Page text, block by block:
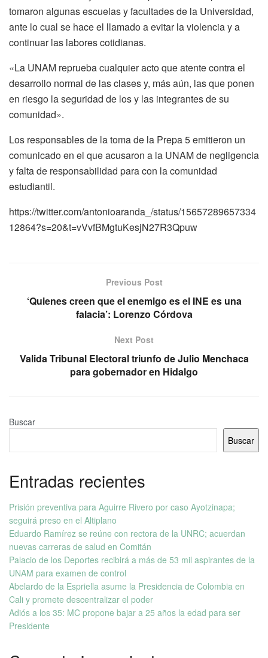
tomaron algunas escuelas y facultades de la Universidad,
ante lo cual se hace el llamado a evitar la violencia y a
continuar las labores cotidianas.
«La UNAM reprueba cualquier acto que atente contra el
desarrollo normal de las clases y, más aún, las que ponen
en riesgo la seguridad de los y las integrantes de su
comunidad».
Los responsables de la toma de la Prepa 5 emitieron un
comunicado en el que acusaron a la UNAM de negligencia
y falta de responsabilidad para con la comunidad
estudiantil.
https://twitter.com/antonioaranda_/status/15657289657334
12864?s=20&t=vVvfBMgtuKesjN27R3Qpuw
Previous Post
‘Quienes creen que el enemigo es el INE es una
falacia’: Lorenzo Córdova
Next Post
Valida Tribunal Electoral triunfo de Julio Menchaca
para gobernador en Hidalgo
Buscar
Buscar
Entradas recientes
Prisión preventiva para Aguirre Rivero por caso Ayotzinapa;
seguirá preso en el Altiplano
Eduardo Ramírez se reúne con rectora de la UNRC; acuerdan
nuevas carreras de salud en Comitán
Palacio de los Deportes recibirá a más de 53 mil aspirantes de la
UNAM para examen de control
Abelardo de la Espriella asume la Presidencia de Colombia en
Cali y promete descentralizar el poder
Adiós a los 35: MC propone bajar a 25 años la edad para ser
Presidente